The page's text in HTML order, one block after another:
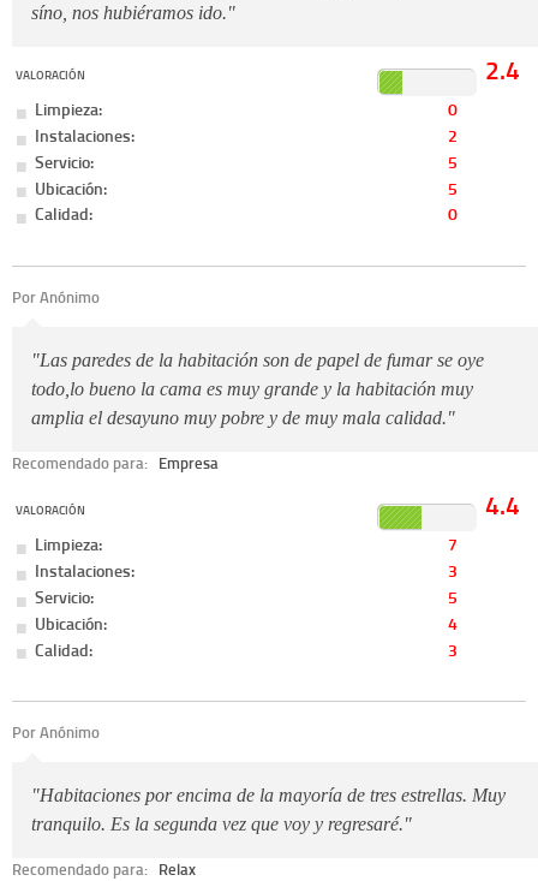
síno, nos hubiéramos ido."
VALORACIÓN 2.4
Limpieza:
0
Instalaciones:
2
Servicio:
5
Ubicación:
5
Calidad:
0
Por Anónimo
"Las paredes de la habitación son de papel de fumar se oye
todo,lo bueno la cama es muy grande y la habitación muy
amplia el desayuno muy pobre y de muy mala calidad."
Recomendado para: Empresa
VALORACIÓN 4.4
Limpieza:
7
Instalaciones:
3
Servicio:
5
Ubicación:
4
Calidad:
3
Por Anónimo
"Habitaciones por encima de la mayoría de tres estrellas. Muy
tranquilo. Es la segunda vez que voy y regresaré."
Recomendado para: Relax